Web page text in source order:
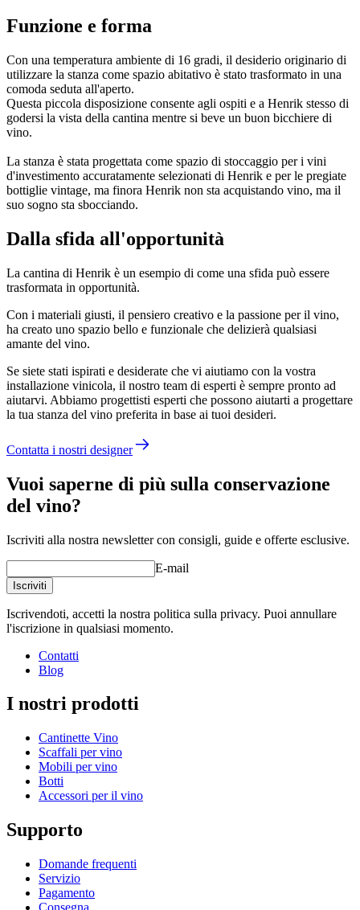
Funzione e forma
Con una temperatura ambiente di 16 gradi, il desiderio originario di
utilizzare la stanza come spazio abitativo è stato trasformato in una
comoda seduta all'aperto.
Questa piccola disposizione consente agli ospiti e a Henrik stesso di
godersi la vista della cantina mentre si beve un buon bicchiere di
vino.
La stanza è stata progettata come spazio di stoccaggio per i vini
d'investimento accuratamente selezionati di Henrik e per le pregiate
bottiglie vintage, ma finora Henrik non sta acquistando vino, ma il
suo sogno sta sbocciando.
Dalla sfida all'opportunità
La cantina di Henrik è un esempio di come una sfida può essere
trasformata in opportunità.
Con i materiali giusti, il pensiero creativo e la passione per il vino,
ha creato uno spazio bello e funzionale che delizierà qualsiasi
amante del vino.
Se siete stati ispirati e desiderate che vi aiutiamo con la vostra
installazione vinicola, il nostro team di esperti è sempre pronto ad
aiutarvi. Abbiamo progettisti esperti che possono aiutarti a progettare
la tua stanza del vino preferita in base ai tuoi desideri.
Contatta i nostri designer
Vuoi saperne di più sulla conservazione
del vino?
Iscriviti alla nostra newsletter con consigli, guide e offerte esclusive.
E-mail
Iscriviti
Iscrivendoti, accetti la nostra politica sulla privacy. Puoi annullare
l'iscrizione in qualsiasi momento.
Contatti
Blog
I nostri prodotti
Cantinette Vino
Scaffali per vino
Mobili per vino
Botti
Accessori per il vino
Supporto
Domande frequenti
Servizio
Pagamento